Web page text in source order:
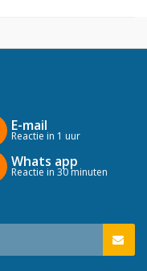
E-mail
Reactie in 1 uur
Whats app
Reactie in 30 minuten